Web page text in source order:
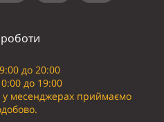
до 20:00
до 19:00
у месенджерах приймаємо